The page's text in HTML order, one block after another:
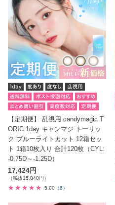
【定期便】 乱視用 candymagic T
ORIC 1day キャンマジ トーリッ
ク ブルーライトカット 12箱セッ
ト 1箱10枚入り 合計120枚（CYL:
-0.75D～-1.25D）
17,424円
（税抜15,840円）
5.00 （6）